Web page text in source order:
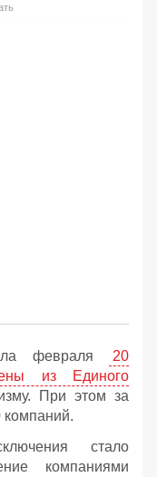
февраля
20
из Единого
При этом за
компаний.
стало
компаниями